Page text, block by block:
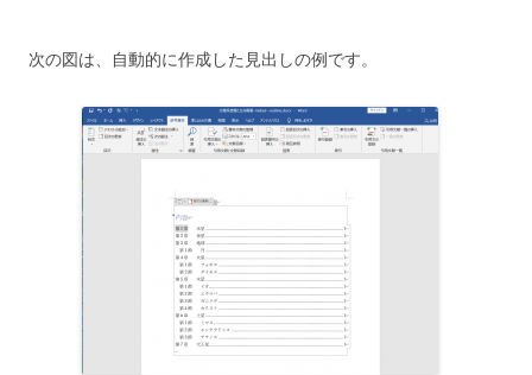
次の図は、自動的に作成した見出しの例です。